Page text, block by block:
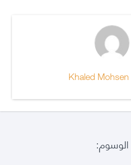
Khaled Mohsen
الوسوم: